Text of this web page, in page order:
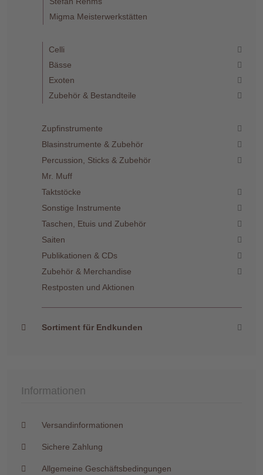
Migma Meisterwerkstätten
Celli
Bässe
Exoten
Zubehör & Bestandteile
Zupfinstrumente
Blasinstrumente & Zubehör
Percussion, Sticks & Zubehör
Mr. Muff
Taktstöcke
Sonstige Instrumente
Taschen, Etuis und Zubehör
Saiten
Publikationen & CDs
Zubehör & Merchandise
Restposten und Aktionen
Sortiment für Endkunden
Informationen
Versandinformationen
Sichere Zahlung
Allgemeine Geschäftsbedingungen